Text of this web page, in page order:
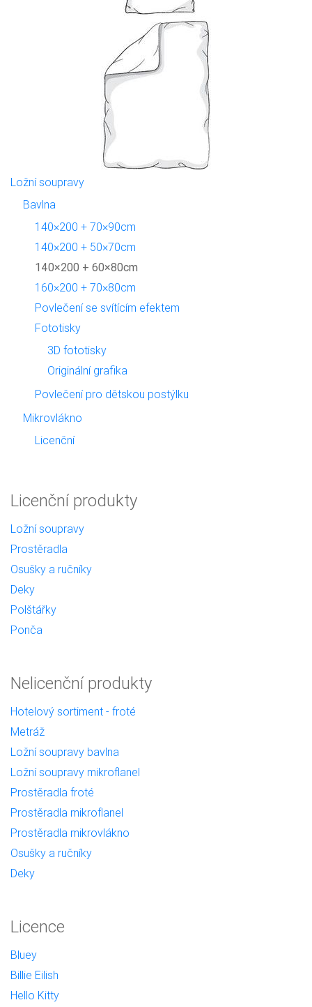
Ložní soupravy
Bavlna
140×200 + 70×90cm
140×200 + 50×70cm
140×200 + 60×80cm
160×200 + 70×80cm
Povlečení se svítícím efektem
Fototisky
3D fototisky
Originální grafika
Povlečení pro dětskou postýlku
Mikrovlákno
Licenční
Licenční produkty
Ložní soupravy
Prostěradla
Osušky a ručníky
Deky
Polštářky
Ponča
Nelicenční produkty
Hotelový sortiment - froté
Metráž
Ložní soupravy bavlna
Ložní soupravy mikroflanel
Prostěradla froté
Prostěradla mikroflanel
Prostěradla mikrovlákno
Osušky a ručníky
Deky
Licence
Bluey
Billie Eilish
Hello Kitty